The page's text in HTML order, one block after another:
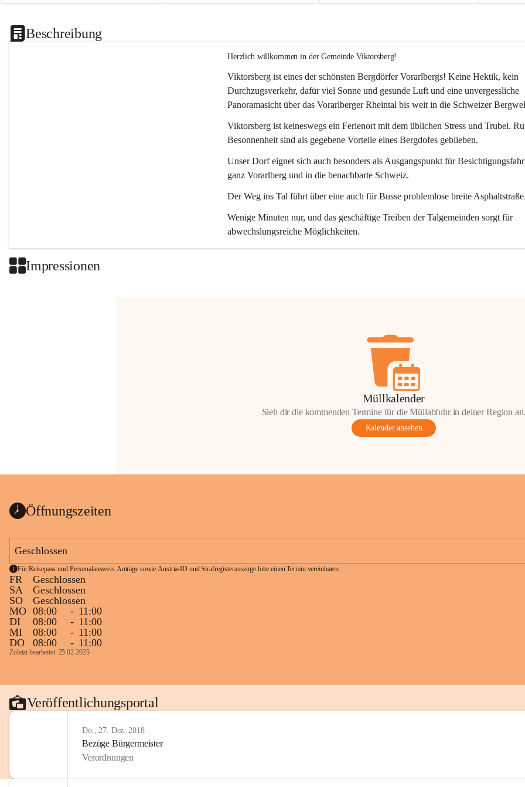
Beschreibung
Herzlich willkommen in der Gemeinde Viktorsberg!
Viktorsberg ist eines der schönsten Bergdörfer Vorarlbergs! Keine Hektik, kein
Durchzugsverkehr, dafür viel Sonne und gesunde Luft und eine unvergessliche
Panoramasicht über das Vorarlberger Rheintal bis weit in die Schweizer
Viktorsberg ist keineswegs ein Ferienort mit dem üblichen Stress und Trubel.
Besonnenheit sind als gegebene Vorteile eines Bergdofes geblieben.
Unser Dorf eignet sich auch besonders als Ausgangspunkt für
ganz Vorarlberg und in die benachbarte Schweiz.
Der Weg ins Tal führt über eine auch für Busse problemlose breite
Wenige Minuten nur, und das geschäftige Treiben der Talgemeinden sorgt für
abwechslungsreiche Möglichkeiten.
Impressionen
Müllkalender
Sieh dir die kommenden Termine für die Müllabfuhr in deiner Region
Kalender ansehen
Öffnungszeiten
Geschlossen
Für Reisepass und Personalausweis Anträge sowie Austria-ID und Strafregisterauszüge bitte einen Termin vereinbaren.
FR
Geschlossen
SA
Geschlossen
SO
Geschlossen
MO 08:00 - 11:00
DI
08:00 - 11:00
MI
08:00 - 11:00
DO
08:00 - 11:00
Zuletzt bearbeitet: 25.02.2025
Veröffentlichungsportal
Do., 27. Dez. 2018
Bezüge Bürgermeister
Verordnungen